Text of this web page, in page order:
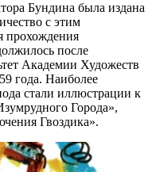
Бундина была издана
с этим
прохождения
после
Академии Художеств
года. Наиболее
стали иллюстрации к
Города»,
Гвоздика».